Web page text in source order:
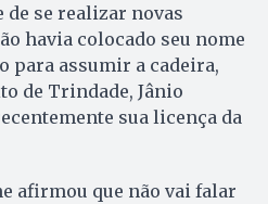
de se realizar novas
havia colocado seu nome
para assumir a cadeira,
de Trindade, Jânio
sua licença da
afirmou que não vai falar